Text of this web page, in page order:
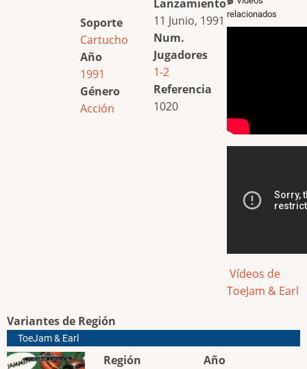
Soporte
Cartucho
Año
1991
Género
Acción
Lanzamiento
11 Junio, 1991
Num.
Jugadores
1-2
Referencia
1020
relacionados
Vídeos de
ToeJam & Earl
Variantes de Región
ToeJam & Earl
Región
Año